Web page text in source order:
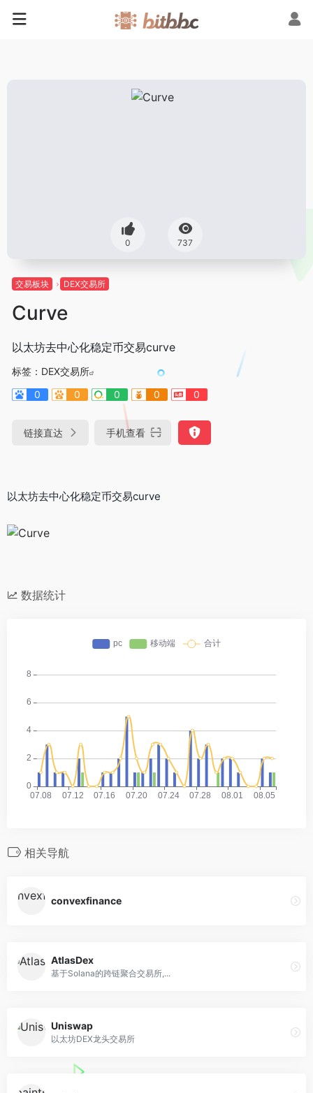
0 737
交易板块 DEX交易所
Curve
以太坊去中心化稳定币交易curve
标签： DEX交易所
0
0 0 0 0
链接直达 手机查看
以太坊去中心化稳定币交易curve
数据统计
相关导航
convexfinance
AtlasDex
基于Solana的跨链聚合交易所,...
Uniswap
以太坊DEX龙头交易所